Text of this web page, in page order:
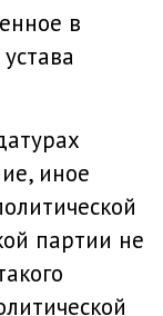
в
иное
партии не